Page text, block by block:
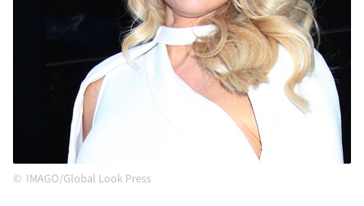
IMAGO/Global Look Press